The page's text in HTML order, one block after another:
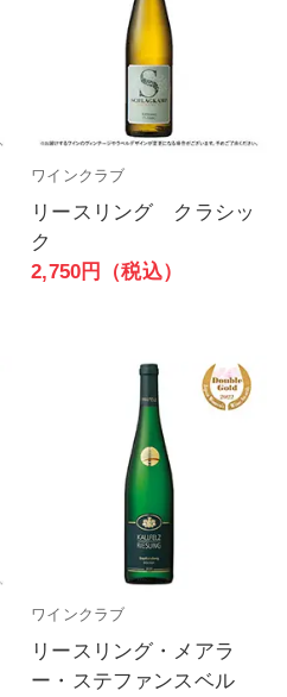
ワインクラブ
リースリング クラシッ
ク
2,750円（税込）
ワインクラブ
リースリング・メアラ
ー・ステファンスベル